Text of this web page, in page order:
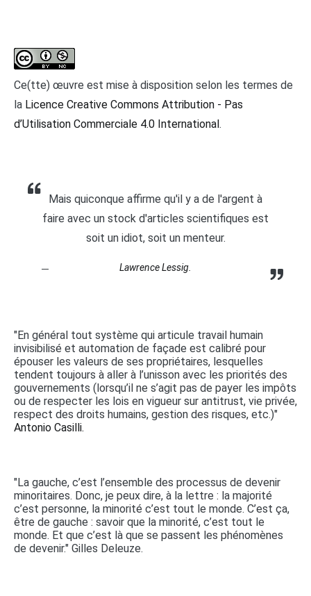
Ce(tte) œuvre est mise à disposition selon les termes de
la Licence Creative Commons Attribution - Pas
d’Utilisation Commerciale 4.0 International .
Mais quiconque affirme qu'il y a de l'argent à
faire avec un stock d'articles scientifiques est
soit un idiot, soit un menteur.
Lawrence Lessig.
"En général tout système qui articule travail humain
invisibilisé et automation de façade est calibré pour
épouser les valeurs de ses propriétaires, lesquelles
tendent toujours à aller à l’unisson avec les priorités des
gouvernements (lorsqu’il ne s’agit pas de payer les impôts
ou de respecter les lois en vigueur sur antitrust, vie privée,
respect des droits humains, gestion des risques, etc.)"
Antonio Casilli.
"La gauche, c’est l’ensemble des processus de devenir
minoritaires. Donc, je peux dire, à la lettre : la majorité
c’est personne, la minorité c’est tout le monde. C’est ça,
être de gauche : savoir que la minorité, c’est tout le
monde. Et que c’est là que se passent les phénomènes
de devenir." Gilles Deleuze.